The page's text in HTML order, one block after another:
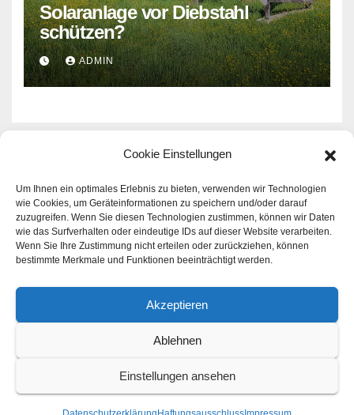
Cookie Einstellungen
Um Ihnen ein optimales Erlebnis zu bieten, verwenden wir Technologien
wie Cookies, um Geräteinformationen zu speichern und/oder darauf
zuzugreifen. Wenn Sie diesen Technologien zustimmen, können wir Daten
wie das Surfverhalten oder eindeutige IDs auf dieser Website verarbeiten.
Wenn Sie Ihre Zustimmung nicht erteilen oder zurückziehen, können
bestimmte Merkmale und Funktionen beeinträchtigt werden.
Akzeptieren
Ablehnen
Einstellungen ansehen
Solaranlage vor Diebstahl
schützen?
ADMIN
Rund um das Thema Haus -
Familie - Geld
Aktuelle Infos zu den Themen Haus - Familie - Geld |